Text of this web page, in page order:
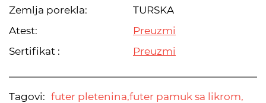
Zemlja porekla:
TURSKA
Atest:
Preuzmi
Sertifikat :
Preuzmi
Tagovi: futer pletenina,futer pamuk sa likrom,